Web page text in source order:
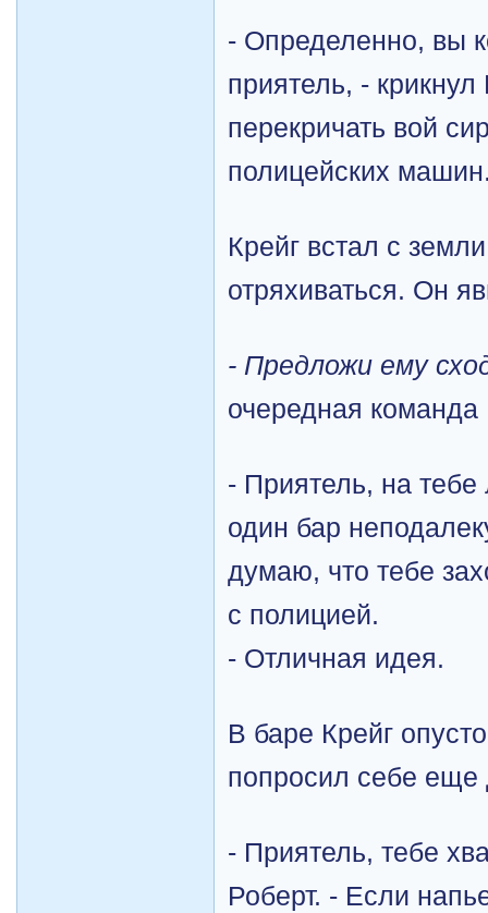
- Определенно, вы
приятель, -
перекричать вой
полицейских
Крейг встал с
отряхиваться. Он
- Предложи ему
очередная
- Приятель, на
один бар
думаю, что тебе
с полицией.
- Отличная идея.
В баре Крейг
попросил себе
- Приятель, тебе
Роберт. - Если